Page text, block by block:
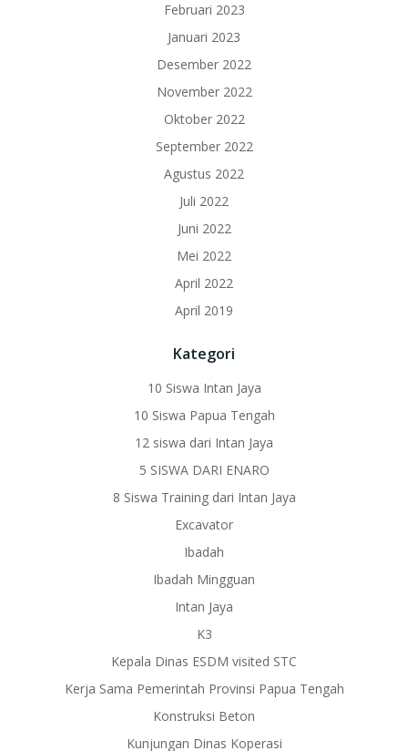
Februari 2023
Januari 2023
Desember 2022
November 2022
Oktober 2022
September 2022
Agustus 2022
Juli 2022
Juni 2022
Mei 2022
April 2022
April 2019
Kategori
10 Siswa Intan Jaya
10 Siswa Papua Tengah
12 siswa dari Intan Jaya
5 SISWA DARI ENARO
8 Siswa Training dari Intan Jaya
Excavator
Ibadah
Ibadah Mingguan
Intan Jaya
K3
Kepala Dinas ESDM visited STC
Kerja Sama Pemerintah Provinsi Papua Tengah
Konstruksi Beton
Kunjungan Dinas Koperasi